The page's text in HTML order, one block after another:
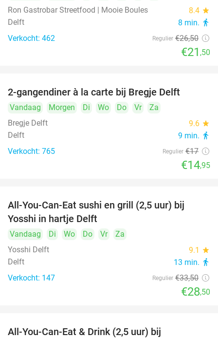
Ron Gastrobar Streetfood | Mooie Boules 8.4 star
Delft 8 min. directions_walk
Verkocht: 462 Regulier €26,50
€21 ,50
2-gangendiner à la carte bij Bregje Delft
Vandaag Morgen Di Wo Do Vr
Za
Bregje Delft
9.6 star
Delft 9 min. directions_walk
Verkocht: 765 Regulier €17
€14,95
All-You-Can-Eat sushi en grill (2,5 uur) bij
Yosshi in hartje Delft
Vandaag Di Wo Do Vr
Za
Yosshi Delft
9.1 star
Delft 13 min. directions_walk
Verkocht: 147 Regulier €33,50
€28,50
All-You-Can-Eat & Drink (2,5 uur) bij